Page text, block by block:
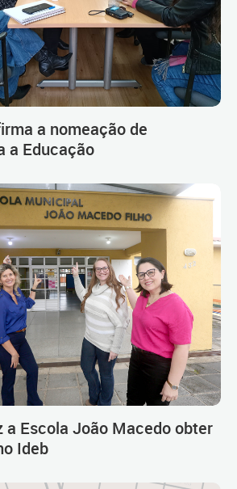
a nomeação de
a Educação
a Escola João Macedo obter
Ideb